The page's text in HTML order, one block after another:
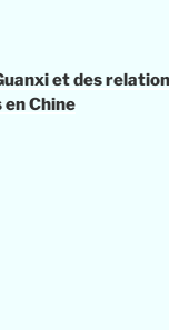
et des
Chine